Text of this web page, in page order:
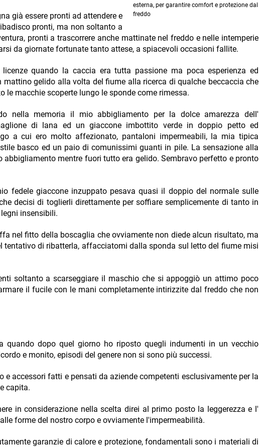
esterna, per garantire comfort e protezione dal
freddo
già essere pronti ad attendere e
pronti, ma non soltanto a
pronti a trascorrere anche mattinate nel freddo e nelle intemperie
da giornate fortunate tanto attese, a spiacevoli occasioni fallite.
quando la caccia era tutta passione ma poca esperienza ed
gelido alla volta del fiume alla ricerca di qualche beccaccia che
le macchie scoperte lungo le sponde come rimessa.
nella memoria il mio abbigliamento per la dolce amarezza dell'
di lana ed un giaccone imbottito verde in doppio petto ed
a cui ero molto affezionato, pantaloni impermeabili, la mia tipica
basco ed un paio di comunissimi guanti in pile. La sensazione alla
abbigliamento mentre fuori tutto era gelido. Sembravo perfetto e pronto
fedele giaccone inzuppato pesava quasi il doppio del normale sulle
decisi di toglierli direttamente per soffiare semplicemente di tanto in
insensibili.
nel fitto della boscaglia che ovviamente non diede alcun risultato, ma
tentativo di ribatterla, affacciatomi dalla sponda sul letto del fiume misi
soltanto a scarseggiare il maschio che si appoggiò un attimo poco
il fucile con le mani completamente intirizzite dal freddo che non
quando dopo quel giorno ho riposto quegli indumenti in un vecchio
e monito, episodi del genere non si sono più successi.
accessori fatti e pensati da aziende competenti esclusivamente per la
capita.
in considerazione nella scelta direi al primo posto la leggerezza e l'
forme del nostro corpo e ovviamente l'impermeabilità.
garanzie di calore e protezione, fondamentali sono i materiali di